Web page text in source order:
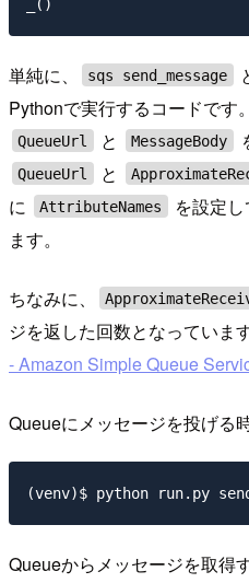
単純に、 sqs send_message
Pythonで実行するコードです
QueueUrl と MessageBody
QueueUrl と
に
AttributeNames
を設定
ます。
ちなみに、
ジを返した回数となっていま
- Amazon Simple Queue
Queueにメッセージを投げる
Queueからメッセージを取得